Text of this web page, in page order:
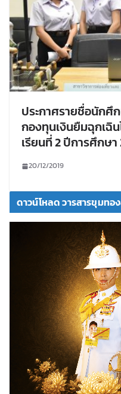
ประกาศรายชื่อนักศึ
กองทุนเงินยืมฉุกเฉิ
เรียนที่ 2 ปีการศึกษ
20/12/2019
ดาวน์โหลด วารสารขุมทอ